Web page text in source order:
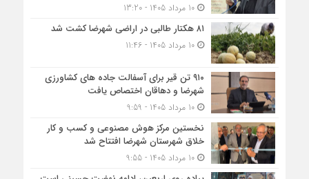
10 مرداد 1405 - 13:20
۸۱ هکتار طالبی در اراضی شهرضا کشت شد
10 مرداد 1405 - 11:46
۹۱۰ تن قیر برای آسفالت جاده های کشاورزی
شهرضا و دهاقان اختصاص یافت
10 مرداد 1405 - 9:59
نخستین مرکز هوش مصنوعی و کسب‌ و کار
خلاق شهرستان شهرضا افتتاح شد
10 مرداد 1405 - 9:55